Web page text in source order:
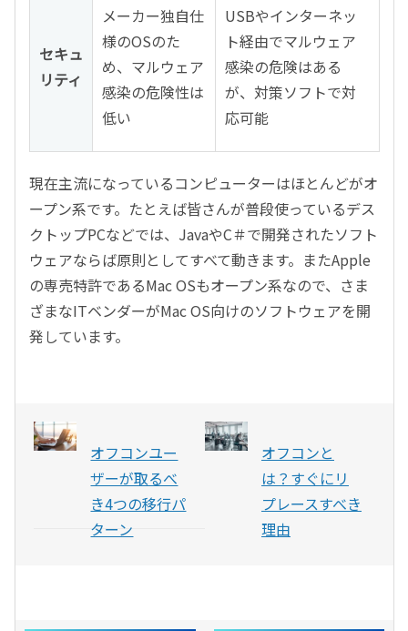
セキュ
リティ
メーカー独自仕
様のOSのた
め、マルウェア
感染の危険性は
低い
USBやインターネッ
ト経由でマルウェア
感染の危険はある
が、対策ソフトで対
応可能
現在主流になっているコンピューターはほとんどがオ
ープン系です。たとえば皆さんが普段使っているデス
クトップPCなどでは、JavaやC＃で開発されたソフト
ウェアならば原則としてすべて動きます。またApple
の専売特許であるMac OSもオープン系なので、さま
ざまなITベンダーがMac OS向けのソフトウェアを開
発しています。
オフコンユー
ザーが取るべ
き4つの移行パ
ターン
オフコンと
は？すぐにリ
プレースすべき
理由